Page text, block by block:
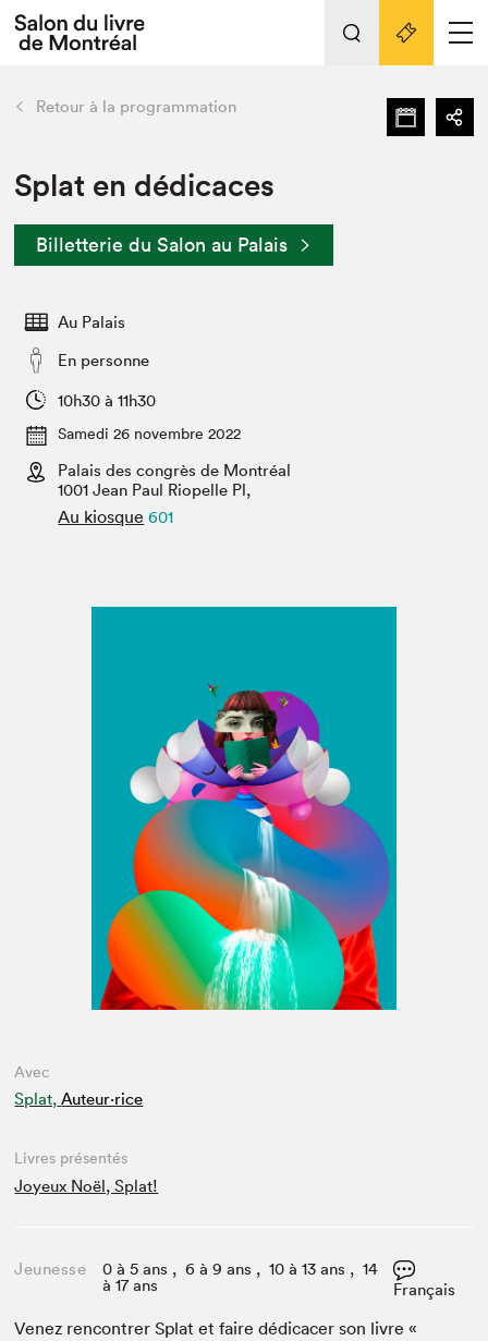
Espace exposant⋅e⋅s
Espace enseignant·e·s
Espace médias
L'événement
Préparer sa visite au Salon
Actualités
SLM PRO
retour Nos activités
Préparer sa visite
Salon dans la ville et en ligne
Projets partenaires
Liens pratiques
Retour à la programmation
Splat en dédicaces
Billetterie du Salon au Palais
Au Palais
En personne
10h30 à 11h30
Samedi 26 novembre 2022
Palais des congrès de Montréal
1001 Jean Paul Riopelle Pl,
Au kiosque 601
Avec
Splat, Auteur·rice
Livres présentés
Joyeux Noël, Splat!
Jeunesse 0 à 5 ans , 6 à 9 ans , 10 à 13 ans , 14
à 17 ans Français
Venez ren­con­tr­er Splat et faire dédi­cac­er son livre «